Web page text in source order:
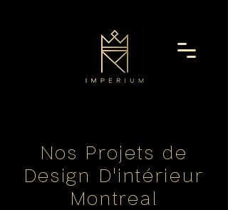
Nos Projets de
Design D'intérieur
Montreal